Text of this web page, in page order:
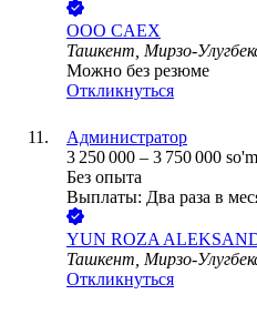
ООО CAEX
Ташкент, Мирзо-
Можно без резюме
Откликнуться
Администратор
3 250 000 – 3 750 000 so'm
Без опыта
Выплаты: Два раза в
YUN ROZA
Ташкент, Мирзо-
Откликнуться